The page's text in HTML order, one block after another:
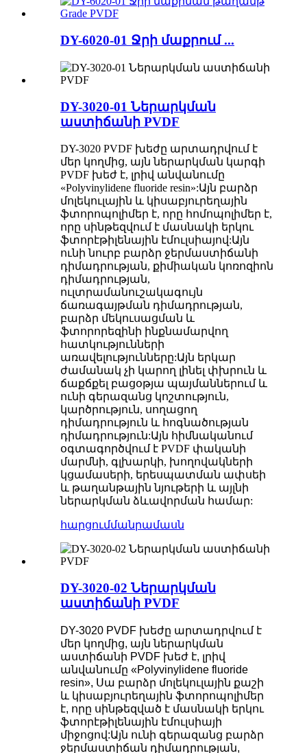
DY-6020-01 Ջրի մաքրում ...
DY-3020-01 Ներարկման
աստիճանի PVDF
DY-3020 PVDF խեժը արտադրվում է
մեր կողմից, այն ներարկման կարգի
PVDF խեժ է, լրիվ անվանումը
«Polyvinylidene fluoride resin»:Այն բարձր
մոլեկուլային և կիսաբյուրեղային
ֆտորոպոլիմեր է, որը հոմոպոլիմեր է,
որը սինթեզվում է մասնակի երկու
ֆտորէթիլենային էմուլսիայով:Այն
ունի նուրբ բարձր ջերմաստիճանի
դիմադրության, քիմիական կոռոզիոն
դիմադրության,
ուլտրամանուշակագույն
ճառագայթման դիմադրության,
բարձր մեկուսացման և
ֆտորորեզինի ինքնամարվող
հատկությունների
առավելությունները:Այն երկար
ժամանակ չի կարող լինել փխրուն և
ճաքճքել բացօթյա պայմաններում և
ունի գերազանց կոշտություն,
կարծրություն, սողացող
դիմադրություն և հոգնածության
դիմադրություն:Այն հիմնականում
օգտագործվում է PVDF փականի
մարմնի, գլխարկի, խողովակների
կցամասերի, երեսպատման ափսեի
և թաղանթային նյութերի և այլնի
ներարկման ձևավորման համար:
հարցումմանրամասն
DY-3020-02 Ներարկման
աստիճանի PVDF
DY-3020 PVDF խեժը արտադրվում է
մեր կողմից, այն ներարկման
աստիճանի PVDF խեժ է, լրիվ
անվանումը «Polyvinylidene fluoride
resin», Սա բարձր մոլեկուլային քաշի
և կիսաբյուրեղային ֆտորոպոլիմեր
է, որը սինթեզված է մասնակի երկու
ֆտորէթիլենային էմուլսիայի
միջոցով:Այն ունի գերազանց բարձր
ջերմաստիճան դիմադրության,